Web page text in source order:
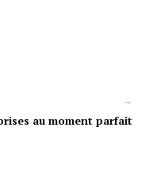
→
au moment parfait